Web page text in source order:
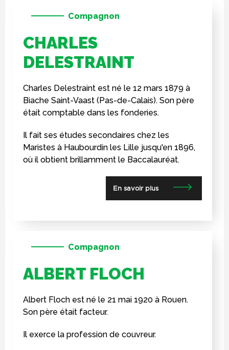
Compagnon
CHARLES
DELESTRAINT
Charles Delestraint est né le 12 mars 1879 à
Biache Saint-Vaast (Pas-de-Calais). Son père
était comptable dans les fonderies.
Il fait ses études secondaires chez les
Maristes à Haubourdin les Lille jusqu'en 1896,
où il obtient brillamment le Baccalauréat.
En savoir plus
Compagnon
ALBERT FLOCH
Albert Floch est né le 21 mai 1920 à Rouen.
Son père était facteur.
Il exerce la profession de couvreur.